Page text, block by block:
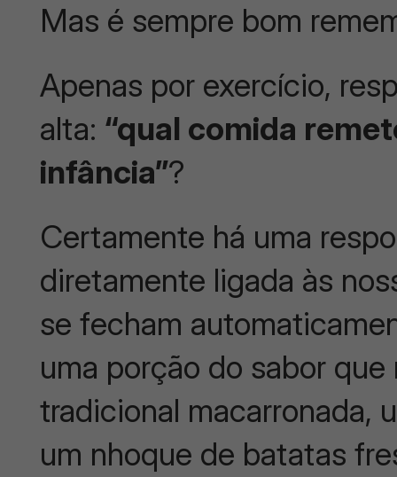
Mas é sempre bom
Apenas por exercício,
alta: “qual comida
infância”?
Certamente há uma
diretamente ligada às
se fecham
uma porção do sabor
tradicional macarronada,
um nhoque de batatas